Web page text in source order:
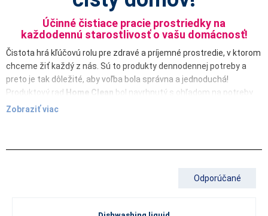
Účinné čistiace pracie prostriedky na
každodennú starostlivosť o vašu domácnosť!
Čistota hrá kľúčovú rolu pre zdravé a príjemné prostredie, v ktorom
chceme žiť každý z nás. Sú to produkty dennodennej potreby a
preto je tak dôležité, aby voľba bola správna a jednoduchá!
Produktový rad Home Clean bol navrhnutý s ohľadom na potreby
moderných domácností, pričom spája výnimočnú účinnosť,
kúta vašej domácnosti. Od čistiaceho prostriedku na umývanie
Zobraziť viac
Odporúčané